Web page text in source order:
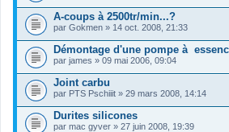
A-coups à 2500tr/min...?
par Gokmen » 14 oct. 2008, 21:33
Démontage d'une pompe à
par james » 09 mai 2006, 09:04
Joint carbu
par PTS Pschiiit » 29 mars 2008, 14:14
Durites silicones
par mac gyver » 27 juin 2008, 19:39